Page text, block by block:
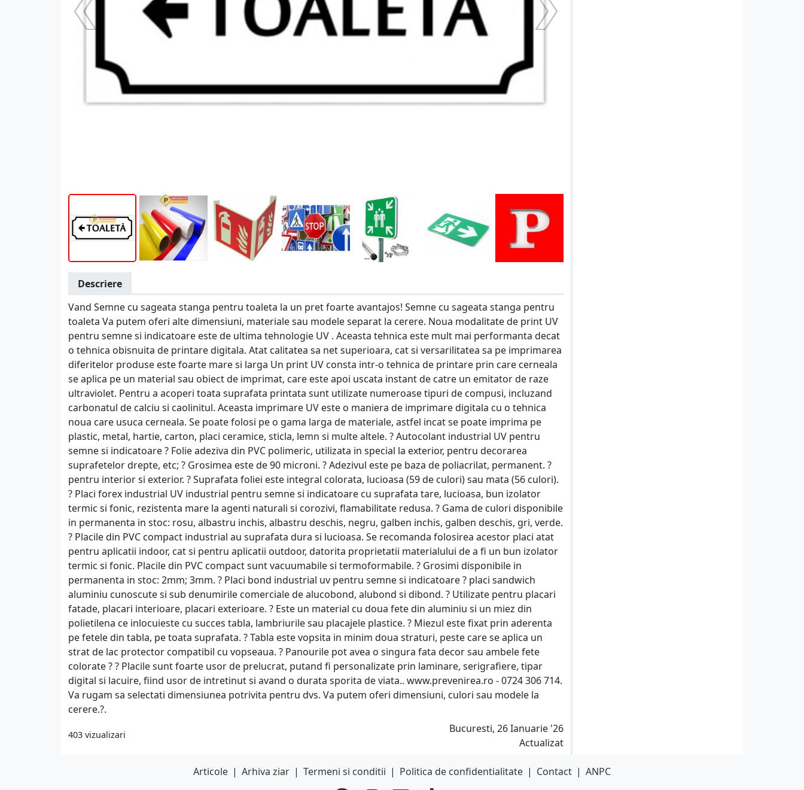
Descriere
Vand Semne cu sageata stanga pentru toaleta la un pret foarte avantajos! Semne cu sageata stanga pentru
toaleta Va putem oferi alte dimensiuni, materiale sau modele separat la cerere. Noua modalitate de print UV
pentru semne si indicatoare este de ultima tehnologie UV . Aceasta tehnica este mult mai performanta decat
o tehnica obisnuita de printare digitala. Atat calitatea sa net superioara, cat si versarilitatea sa pe imprimarea
diferitelor produse este foarte mare si larga Un print UV consta intr-o tehnica de printare prin care cerneala
se aplica pe un material sau obiect de imprimat, care este apoi uscata instant de catre un emitator de raze
ultraviolet. Pentru a acoperi toata suprafata printata sunt utilizate numeroase tipuri de compusi, incluzand
carbonatul de calciu si caolinitul. Aceasta imprimare UV este o maniera de imprimare digitala cu o tehnica
noua care usuca cerneala. Se poate folosi pe o gama larga de materiale, astfel incat se poate imprima pe
plastic, metal, hartie, carton, placi ceramice, sticla, lemn si multe altele. ? Autocolant industrial UV pentru
semne si indicatoare ? Folie adeziva din PVC polimeric, utilizata in special la exterior, pentru decorarea
suprafetelor drepte, etc; ? Grosimea este de 90 microni. ? Adezivul este pe baza de poliacrilat, permanent. ?
pentru interior si exterior. ? Suprafata foliei este integral colorata, lucioasa (59 de culori) sau mata (56 culori).
? Placi forex industrial UV industrial pentru semne si indicatoare cu suprafata tare, lucioasa, bun izolator
termic si fonic, rezistenta mare la agenti naturali si corozivi, flamabilitate redusa. ? Gama de culori disponibile
in permanenta in stoc: rosu, albastru inchis, albastru deschis, negru, galben inchis, galben deschis, gri, verde.
? Placile din PVC compact industrial au suprafata dura si lucioasa. Se recomanda folosirea acestor placi atat
pentru aplicatii indoor, cat si pentru aplicatii outdoor, datorita proprietatii materialului de a fi un bun izolator
termic si fonic. Placile din PVC compact sunt vacuumabile si termoformabile. ? Grosimi disponibile in
permanenta in stoc: 2mm; 3mm. ? Placi bond industrial uv pentru semne si indicatoare ? placi sandwich
aluminiu cunoscute si sub denumirile comerciale de alucobond, alubond si dibond. ? Utilizate pentru placari
fatade, placari interioare, placari exterioare. ? Este un material cu doua fete din aluminiu si un miez din
polietilena ce inlocuieste cu succes tabla, lambriurile sau placajele plastice. ? Miezul este fixat prin aderenta
pe fetele din tabla, pe toata suprafata. ? Tabla este vopsita in minim doua straturi, peste care se aplica un
strat de lac protector compatibil cu vopseaua. ? Panourile pot avea o singura fata decor sau ambele fete
colorate ? ? Placile sunt foarte usor de prelucrat, putand fi personalizate prin laminare, serigrafiere, tipar
digital si lacuire, fiind usor de intretinut si avand o durata sporita de viata.. www.prevenirea.ro - 0724 306 714.
Va rugam sa selectati dimensiunea potrivita pentru dvs. Va putem oferi dimensiuni, culori sau modele la
cerere.?.
403 vizualizari
Bucuresti, 26 Ianuarie '26
Actualizat
Articole | Arhiva ziar | Termeni si conditii | Politica de confidentialitate | Contact | ANPC